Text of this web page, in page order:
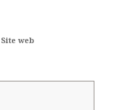
Site web